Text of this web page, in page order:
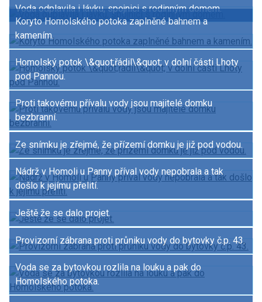
Voda odplavila i lávku, spojnici s rodinným domem.
Koryto Homolského potoka zaplněné bahnem a
kamením.
Homolský potok \&quot;řádil\&quot; v dolní části Lhoty
pod Pannou.
Proti takovému přívalu vody jsou majitelé domku
bezbranní.
Ze snímku je zřejmé, že přízemí domku je již pod vodou.
Nádrž v Homoli u Panny příval vody nepobrala a tak
došlo k jejímu přelití.
Ještě že se dalo projet.
Provizorní zábrana proti průniku vody do bytovky č.p. 43.
Voda se za bytovkou rozlila na louku a pak do
Homolského potoka.